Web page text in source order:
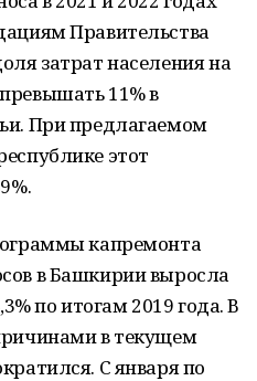
Правительства
затрат населения на
11% в
При предлагаемом
этот
капремонта
в Башкирии выросла
по итогам 2019 года. В
в текущем
С января по